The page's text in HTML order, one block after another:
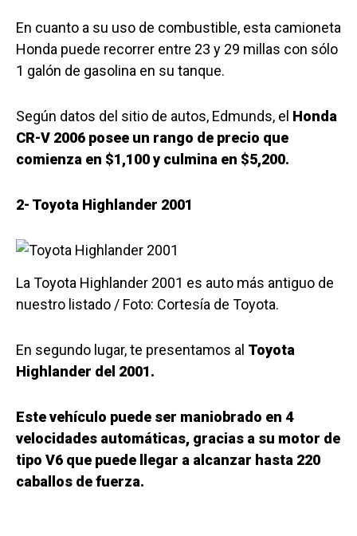
En cuanto a su uso de combustible, esta camioneta
Honda puede recorrer entre 23 y 29 millas con sólo
1 galón de gasolina en su tanque.
Según datos del sitio de autos, Edmunds, el Honda
CR-V 2006 posee un rango de precio que
comienza en $1,100 y culmina en $5,200.
2- Toyota Highlander 2001
La Toyota Highlander 2001 es auto más antiguo de
nuestro listado / Foto: Cortesía de Toyota.
En segundo lugar, te presentamos al Toyota
Highlander del 2001.
Este vehículo puede ser maniobrado en 4
velocidades automáticas, gracias a su motor de
tipo V6 que puede llegar a alcanzar hasta 220
caballos de fuerza.